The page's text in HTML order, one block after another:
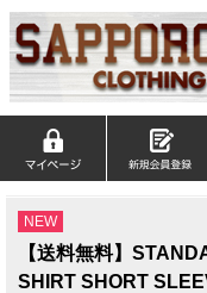
NEW
【送料無料】
SHIRT SHORT